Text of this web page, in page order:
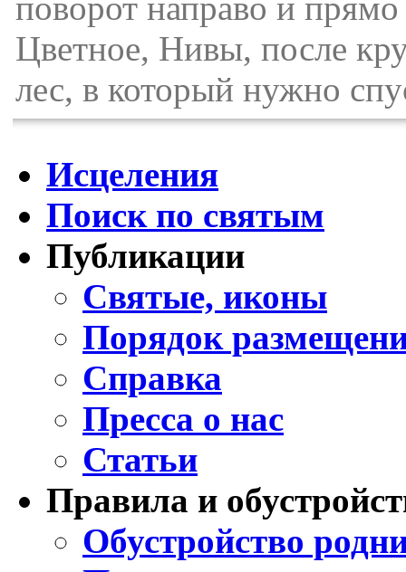
Цветное, Нивы, после
лес, в который нужно
Исцеления
Поиск по святым
Публикации
Святые, иконы
Порядок
Справка
Пресса о нас
Статьи
Правила и
Обустройство